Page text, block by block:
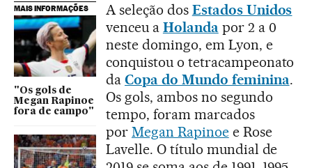
MAIS INFORMAÇÕES
"Os gols de
Megan Rapinoe
fora de campo"
A seleção dos Estados Unidos
venceu a Holanda por 2 a 0
neste domingo, em Lyon, e
conquistou o tetracampeonato
da Copa do Mundo feminina.
Os gols, ambos no segundo
tempo, foram marcados
por Megan Rapinoee Rose
Lavelle. O título mundial de